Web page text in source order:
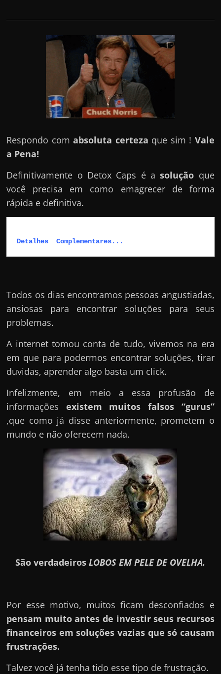
Respondo comabsoluta certeza que sim ! Vale
a Pena!
Definitivamente o Detox Caps é asolução que
você precisa em como emagrecer de forma
rápida e definitiva.
Detalhes  Complementares...
Todos os dias encontramos pessoas angustiadas,
ansiosas para encontrar soluções para seus
problemas.
A internet tomou conta de tudo, vivemos na era
em que para podermos encontrar soluções, tirar
duvidas, aprender algo basta um click.
Infelizmente, em meio a essa profusão de
informações existem muitos falsos “gurus”
,que como já disse anteriormente, prometem o
mundo e não oferecem nada.
São verdadeirosLOBOS EM PELE DE OVELHA.
Por esse motivo, muitos ficam desconfiados e
pensam muito antes de investir seus recursos
financeiros em soluções vazias que só causam
frustrações.
Talvez você já tenha tido esse tipo de frustração.